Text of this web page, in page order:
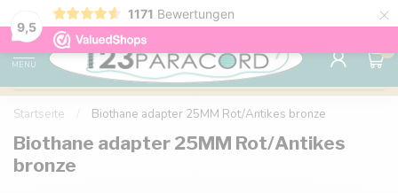
9,5
1171 Bewertungen ×
Kostenlose Lieferung nach Hause ab 150 €
MENU
0
Startseite Biothane adapter 25MM Rot/Antikes bronze
Biothane adapter 25MM Rot/Antikes
bronze